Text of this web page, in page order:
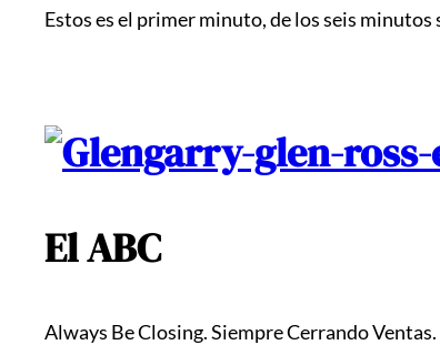
Estos es el primer minuto, de los seis minutos
El ABC
Always Be Closing. Siempre Cerrando Ventas.